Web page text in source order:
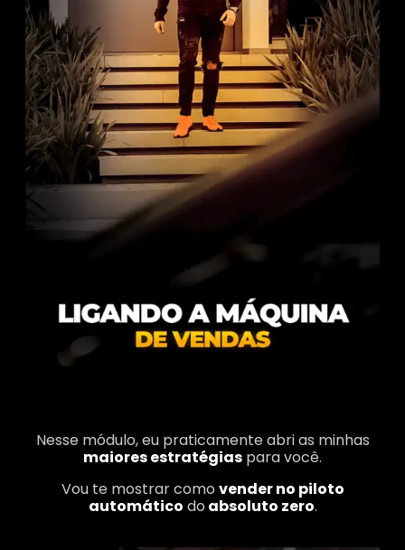
Nesse módulo, eu praticamente abri as minhas
maiores estratégias para você.
Vou te mostrar como vender no piloto
automático do absoluto zero.